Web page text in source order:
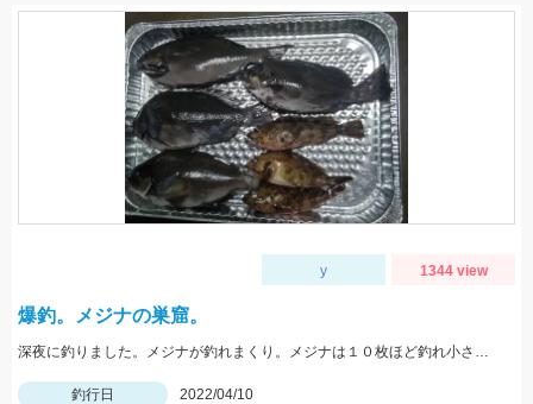
y 1344 view
爆釣。メジナの巣窟。
深夜に釣りました。メジナが釣れまくり。メジナは１０枚ほど釣れ小さいサイズはリリース。場所は伊豆半島です。
釣行日
2022/04/10